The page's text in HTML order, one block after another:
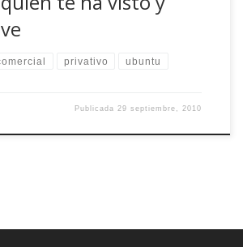
privativo ubuntu
Publicada29 septiembre, 2010